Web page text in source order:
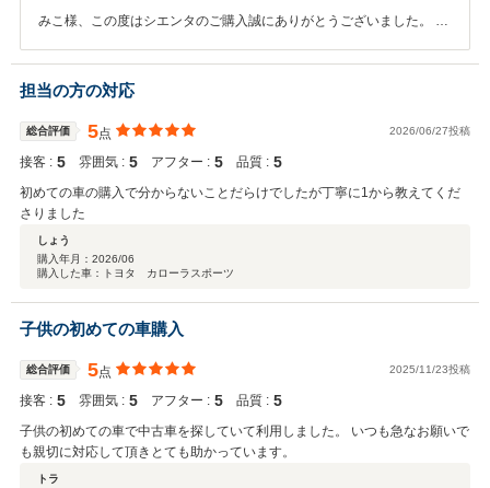
みこ様、この度はシエンタのご購入誠にありがとうございました。 今
ります。 今後ともよろしくお願い申し上げます。
担当の方の対応
総合評価 5点 2026/06/27投稿
接客 : 5 雰囲気 : 5 アフター : 5 品質 : 5
初めての車の購入で分からないことだらけでしたが丁寧に1から教えてくだ
さりました
しょう
購入年月： 2026/06
購入した車：トヨタ カローラスポーツ
子供の初めての車購入
総合評価 5点 2025/11/23投稿
接客 : 5 雰囲気 : 5 アフター : 5 品質 : 5
子供の初めての車で中古車を探していて利用しました。 いつも急なお願いで
も親切に対応して頂きとても助かっています。
トラ